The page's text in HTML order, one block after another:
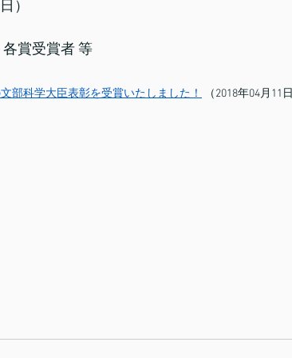
）
賞受賞者 等
部科学大臣表彰を受賞いたしました！ （2018年04月11